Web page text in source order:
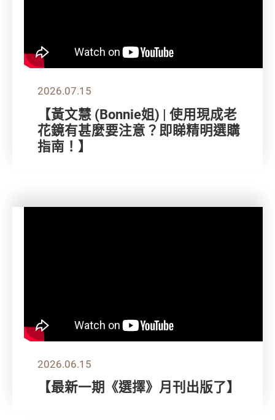
2026.07.15
【黃文慧 (Bonnie姐) | 使用現成老
花鏡有甚麼要注意？即睇精明選購
指南！】
2026.06.15
【最新一期《選擇》月刊出版了】